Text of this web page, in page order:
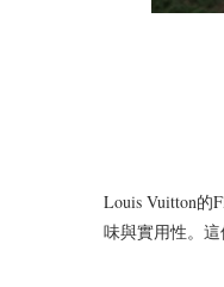
Louis Vuitton的
味與實用性。